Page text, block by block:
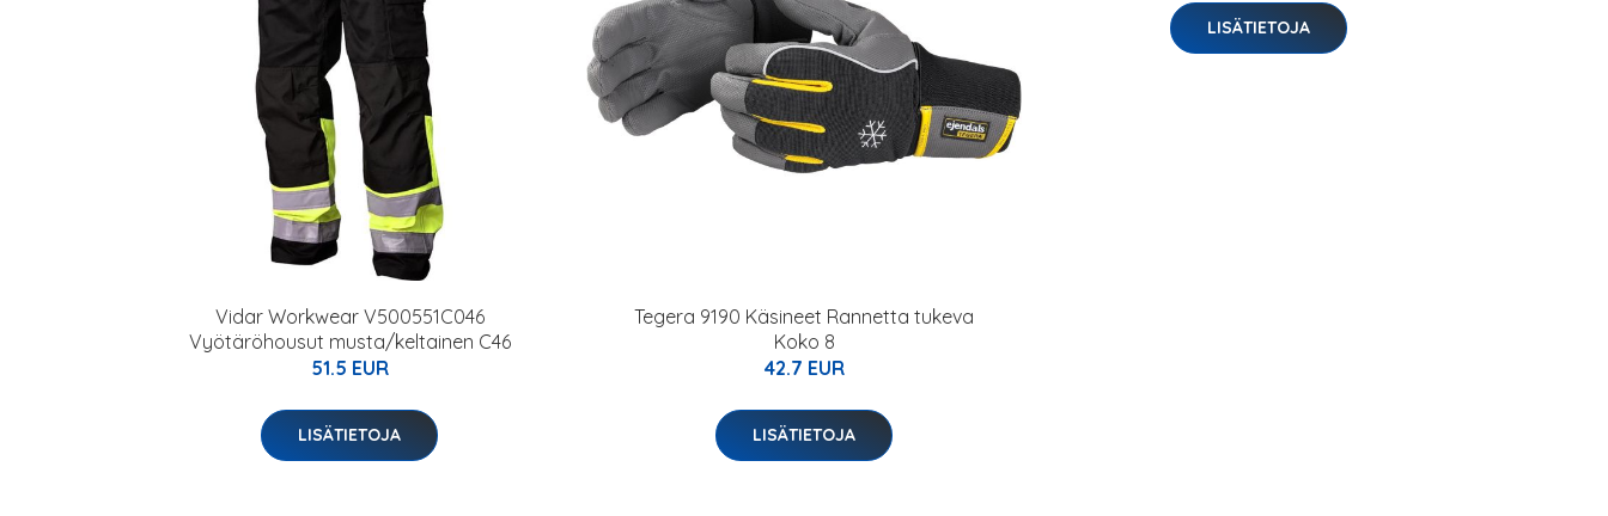
Vidar Workwear V500551C046
Vyötäröhousut musta/keltainen C46
51.5 EUR
LISÄTIETOJA
Tegera 9190 Käsineet Rannetta tukeva
Koko 8
42.7 EUR
LISÄTIETOJA
LISÄTIETOJA